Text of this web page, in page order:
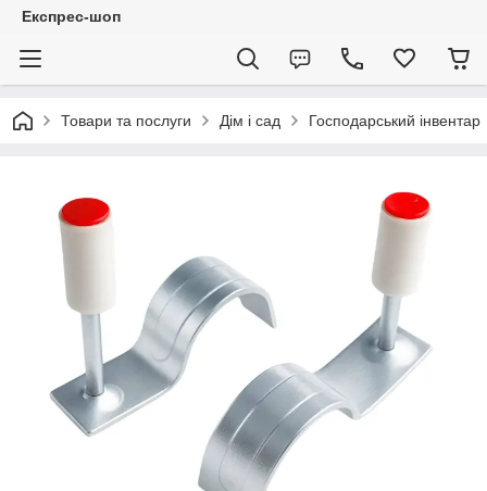
Експрес-шоп
Товари та послуги Дім і сад Господарський інвентар